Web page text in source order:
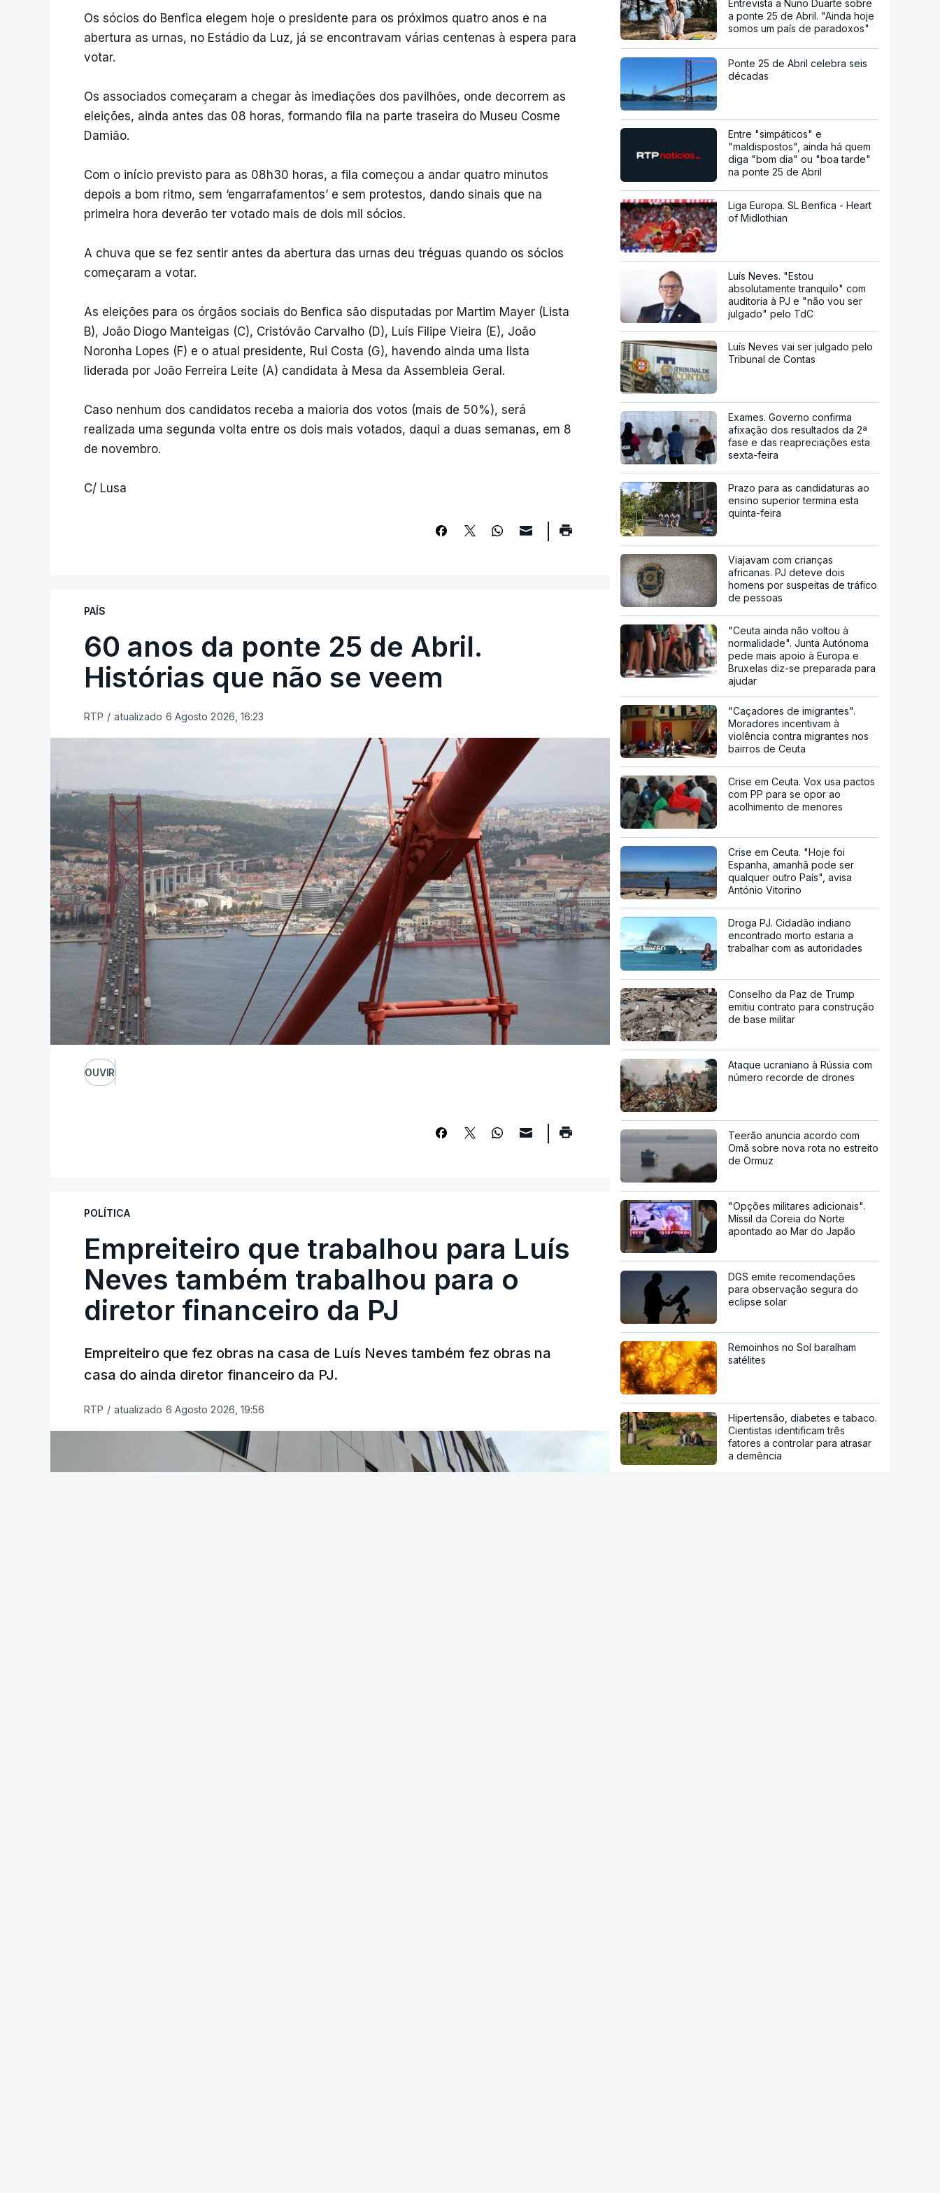
Os sócios do Benfica elegem hoje o presidente para os próximos quatro anos e na
abertura as urnas, no Estádio da Luz, já se encontravam várias centenas à espera para
votar.
Os associados começaram a chegar às imediações dos pavilhões, onde decorrem as
eleições, ainda antes das 08 horas, formando fila na parte traseira do Museu Cosme
Damião.
Com o início previsto para as 08h30 horas, a fila começou a andar quatro minutos
depois a bom ritmo, sem ‘engarrafamentos’ e sem protestos, dando sinais que na
primeira hora deverão ter votado mais de dois mil sócios.
A chuva que se fez sentir antes da abertura das urnas deu tréguas quando os sócios
começaram a votar.
As eleições para os órgãos sociais do Benfica são disputadas por Martim Mayer (Lista
B), João Diogo Manteigas (C), Cristóvão Carvalho (D), Luís Filipe Vieira (E), João
Noronha Lopes (F) e o atual presidente, Rui Costa (G), havendo ainda uma lista
liderada por João Ferreira Leite (A) candidata à Mesa da Assembleia Geral.
Caso nenhum dos candidatos receba a maioria dos votos (mais de 50%), será
realizada uma segunda volta entre os dois mais votados, daqui a duas semanas, em 8
de novembro.
C/ Lusa
PAÍS
60 anos da ponte 25 de Abril.
Histórias que não se veem
RTP / atualizado 6 Agosto 2026, 16:23
OUVIR
POLÍTICA
Empreiteiro que trabalhou para Luís
Neves também trabalhou para o
diretor financeiro da PJ
Empreiteiro que fez obras na casa de Luís Neves também fez obras na
casa do ainda diretor financeiro da PJ.
RTP / atualizado 6 Agosto 2026, 19:56
Entrevista a Nuno Duarte sobre
a ponte 25 de Abril. "Ainda hoje
somos um país de paradoxos"
Ponte 25 de Abril celebra seis
décadas
Entre "simpáticos" e
"maldispostos", ainda há quem
diga "bom dia" ou "boa tarde"
na ponte 25 de Abril
Liga Europa. SL Benfica - Heart
of Midlothian
Luís Neves. "Estou
absolutamente tranquilo" com
auditoria à PJ e "não vou ser
julgado" pelo TdC
Luís Neves vai ser julgado pelo
Tribunal de Contas
Exames. Governo confirma
afixação dos resultados da 2ª
fase e das reapreciações esta
sexta-feira
Prazo para as candidaturas ao
ensino superior termina esta
quinta-feira
Viajavam com crianças
africanas. PJ deteve dois
homens por suspeitas de tráfico
de pessoas
"Ceuta ainda não voltou à
normalidade". Junta Autónoma
pede mais apoio à Europa e
Bruxelas diz-se preparada para
ajudar
"Caçadores de imigrantes".
Moradores incentivam à
violência contra migrantes nos
bairros de Ceuta
Crise em Ceuta. Vox usa pactos
com PP para se opor ao
acolhimento de menores
Crise em Ceuta. "Hoje foi
Espanha, amanhã pode ser
qualquer outro País", avisa
António Vitorino
Droga PJ. Cidadão indiano
encontrado morto estaria a
trabalhar com as autoridades
Conselho da Paz de Trump
emitiu contrato para construção
de base militar
Ataque ucraniano à Rússia com
número recorde de drones
Teerão anuncia acordo com
Omã sobre nova rota no estreito
de Ormuz
"Opções militares adicionais".
Míssil da Coreia do Norte
apontado ao Mar do Japão
DGS emite recomendações
para observação segura do
eclipse solar
Remoinhos no Sol baralham
satélites
Hipertensão, diabetes e tabaco.
Cientistas identificam três
fatores a controlar para atrasar
a demência